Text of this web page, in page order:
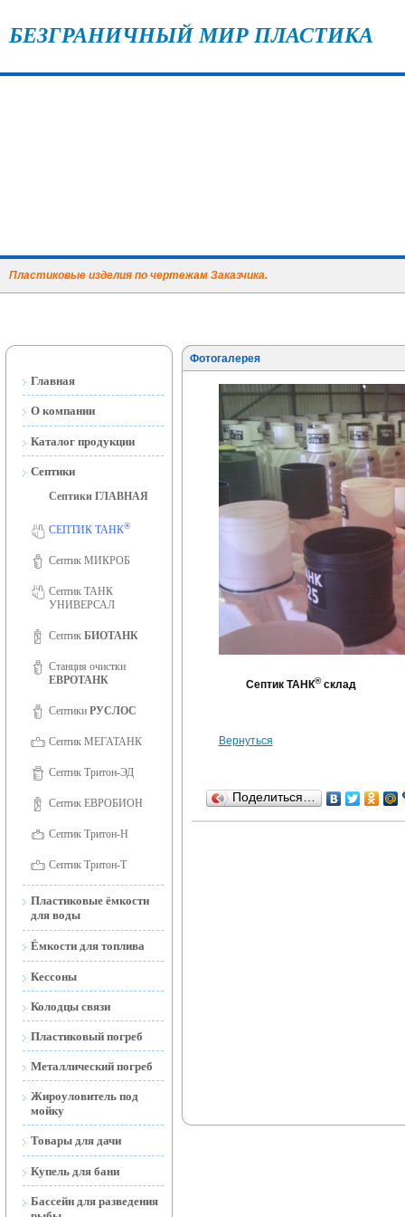
БЕЗГРАНИЧНЫЙ МИР ПЛАСТИКА
Пластиковые изделия по чертежам Заказчика.
Главная
О компании
Сертификаты ISO 9001
Фотогалерея
Вакансии
Каталог продукции
Септики
Септики ГЛАВНАЯ
СЕПТИК ТАНК®
Септик МИКРОБ
Септик ТАНК
УНИВЕРСАЛ
Септик БИОТАНК
Станция очистки
ЕВРОТАНК
Септики РУСЛОС
Септик МЕГАТАНК
Септик Тритон-ЭД
Септик ЕВРОБИОН
Септик Тритон-Н
Септик Тритон-Т
Пластиковые ёмкости
для воды
наземные
Ёмкости для воды
(Тритон-Н)
Ёмкости для топлива
наземные и подземные
Мобильные АЗС
Кессоны
Колодцы связи
Пластиковый погреб
Металлический погреб
Жироуловитель под
мойку
Товары для дачи
Торфяной Биотуалет
Дренажные и фекальные
насосы
Купель для бани
Бассейн для разведения
Фотогалерея
Септик ТАНК®склад
Вернуться
Поделиться…